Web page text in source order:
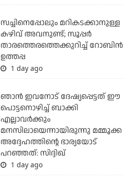
സച്ചിനെപ്പോലും മറികടക്കാനുള്ള
കഴിവ് അവനുണ്ട്; സൂപ്പര്‍
താരത്തെരത്തെക്കുറിച്ച് റോബിന്‍
ഉത്തപ്പ
1 day ago
ഞാന്‍ ഇവനോട് ദേഷ്യപ്പെട്ടത് ഈ
പൊട്ടനൊഴിച്ച് ബാക്കി
എല്ലാവര്‍ക്കും
മനസിലായെന്നായിരുന്നു മമ്മൂക്ക
അദ്ദേഹത്തിന്റെ ഭാര്യയോട്
പറഞ്ഞത്: സിദ്ദിഖ്
1 day ago